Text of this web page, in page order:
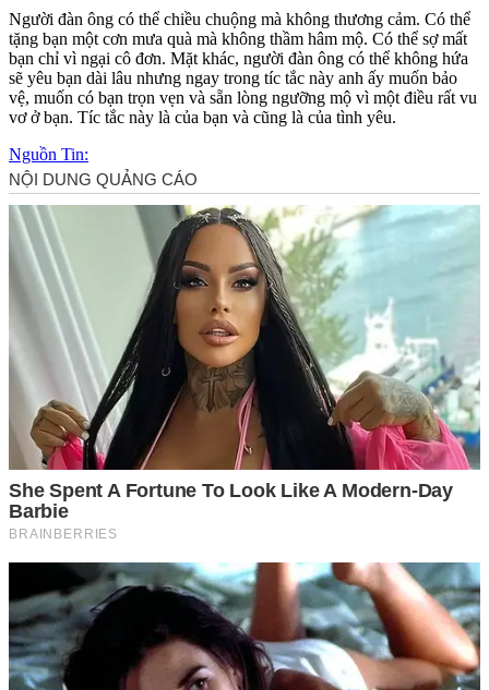
Người đàn ông có thể chiều chuộng mà không thương cảm. Có thể
tặng bạn một cơn mưa quà mà không thầm hâm mộ. Có thể sợ mất
bạn chỉ vì ngại cô đơn. Mặt khác, người đàn ông có thể không hứa
sẽ yêu bạn dài lâu nhưng ngay trong tíc tắc này anh ấy muốn bảo
vệ, muốn có bạn trọn vẹn và sẵn lòng ngưỡng mộ vì một điều rất vu
vơ ở bạn. Tíc tắc này là của bạn và cũng là của tình yêu.
Nguồn Tin: